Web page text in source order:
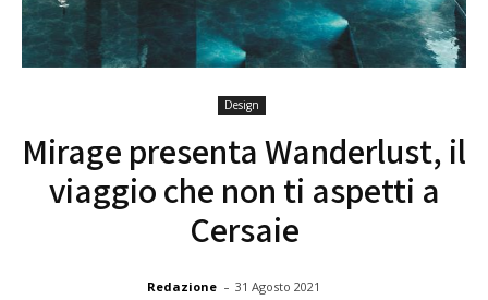
Design
Mirage presenta Wanderlust, il
viaggio che non ti aspetti a
Cersaie
Redazione - 31 Agosto 2021